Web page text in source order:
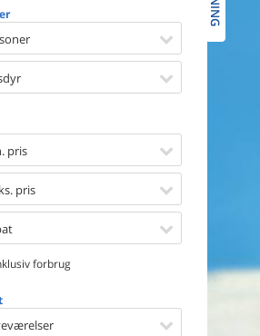
pris
pris
forbrug
Spa